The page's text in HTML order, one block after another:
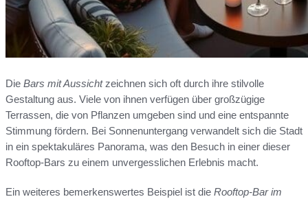
Die Bars mit Aussichtzeichnen sich oft durch ihre stilvolle
Gestaltung aus. Viele von ihnen verfügen über großzügige
Terrassen, die von Pflanzen umgeben sind und eine entspannte
Stimmung fördern. Bei Sonnenuntergang verwandelt sich die Stadt
in ein spektakuläres Panorama, was den Besuch in einer dieser
Rooftop-Bars zu einem unvergesslichen Erlebnis macht.
Ein weiteres bemerkenswertes Beispiel ist die Rooftop-Bar im